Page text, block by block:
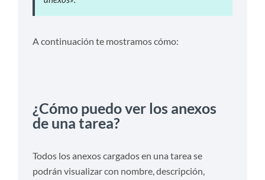
A continuación te mostramos cómo:
¿Cómo puedo ver los anexos
de una tarea?
Todos los anexos cargados en una tarea se
podrán visualizar con nombre, descripción,